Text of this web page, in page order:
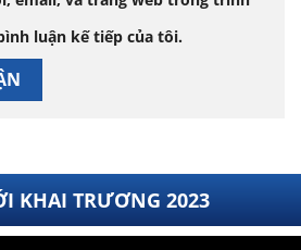
luận kế tiếp của tôi.
KHAI TRƯƠNG 2023